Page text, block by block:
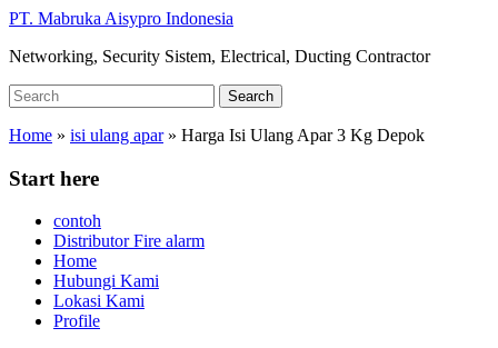
Skip
main
PT. Mabruka Aisypro Indonesia
Networking, Security Sistem, Electrical, Ducting Contractor
Search
for:
Search
Home » isi ulang apar» Harga Isi Ulang Apar 3 Kg Depok
Start here
contoh
Distributor Fire alarm
Home
Hubungi Kami
Lokasi Kami
Profile